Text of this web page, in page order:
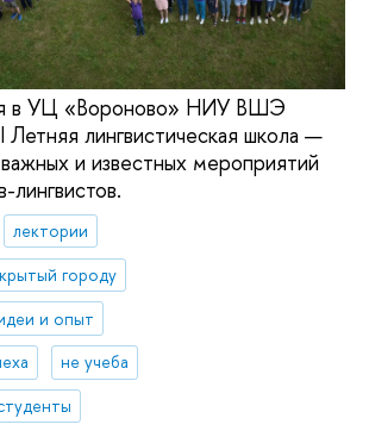
в УЦ «Вороново» НИУ ВШЭ
Летняя лингвистическая школа —
и известных мероприятий
лингвистов.
лектории
городу
и опыт
не учеба